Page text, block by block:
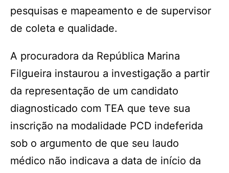
pesquisas e mapeamento e de supervisor
de coleta e qualidade.
A procuradora da República Marina
Filgueira instaurou a investigação a partir
da representação de um candidato
diagnosticado com TEA que teve sua
inscrição na modalidade PCD indeferida
sob o argumento de que seu laudo
médico não indicava a data de início da